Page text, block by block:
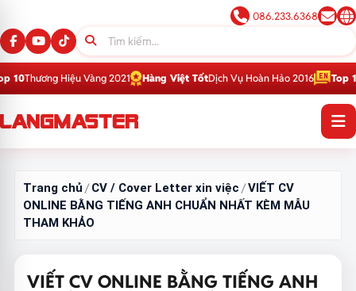
086.233.6368
Vàng 2021 Hàng Việt TốtDịch Vụ Hoàn Hảo 2016 Top 1Thương Hiệu
Trang chủ /CV / Cover Letter xin việc /VIẾT CV
ONLINE BẰNG TIẾNG ANH CHUẨN NHẤT KÈM MẪU
THAM KHẢO
VIẾT CV ONLINE BẰNG TIẾNG ANH